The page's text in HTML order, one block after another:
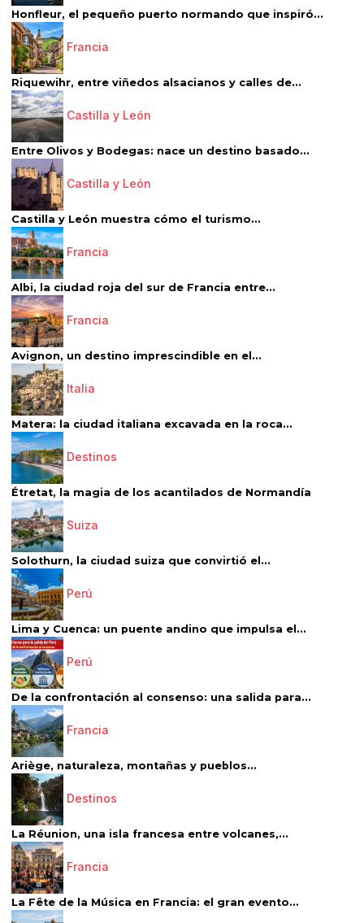
Honfleur, el pequeño puerto normando que inspiró...
Francia
Riquewihr, entre viñedos alsacianos y calles de...
Castilla y León
Entre Olivos y Bodegas: nace un destino basado...
Castilla y León
Castilla y León muestra cómo el turismo...
Francia
Albi, la ciudad roja del sur de Francia entre...
Francia
Avignon, un destino imprescindible en el...
Italia
Matera: la ciudad italiana excavada en la roca...
Destinos
Étretat, la magia de los acantilados de Normandía
Suiza
Solothurn, la ciudad suiza que convirtió el...
Perú
Lima y Cuenca: un puente andino que impulsa el...
Perú
De la confrontación al consenso: una salida para...
Francia
Ariège, naturaleza, montañas y pueblos...
Destinos
La Réunion, una isla francesa entre volcanes,...
Francia
La Fête de la Música en Francia: el gran evento...